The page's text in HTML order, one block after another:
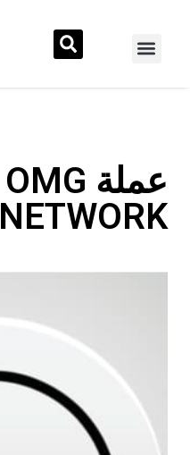
NETWORK مستقبلها